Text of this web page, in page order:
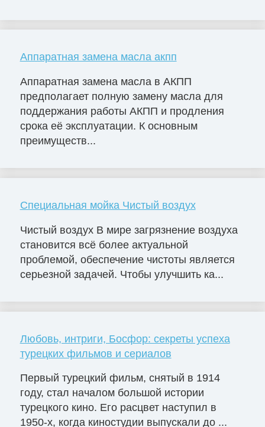
Аппаратная замена масла акпп
Аппаратная замена масла в АКПП
предполагает полную замену масла для
поддержания работы АКПП и продления
срока её эксплуатации. К основным
преимуществ...
Специальная мойка Чистый воздух
Чистый воздух В мире загрязнение воздуха
становится всё более актуальной
проблемой, обеспечение чистоты является
серьезной задачей. Чтобы улучшить ка...
Любовь, интриги, Босфор: секреты успеха
турецких фильмов и сериалов
Первый турецкий фильм, снятый в 1914
году, стал началом большой истории
турецкого кино. Его расцвет наступил в
1950-х, когда киностудии выпускали до ...